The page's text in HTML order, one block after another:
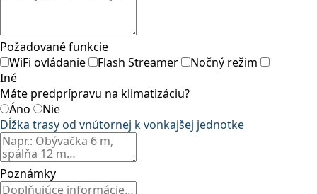
Požadované funkcie
WiFi ovládanie
Flash Streamer
Nočný režim
Iné
Máte predprípravu na klimatizáciu?
Áno
Nie
Dĺžka trasy od vnútornej k vonkajšej jednotke
Poznámky